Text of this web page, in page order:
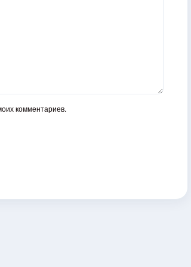
комментариев.